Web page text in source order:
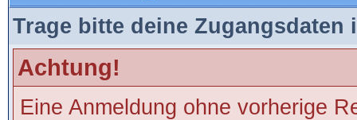
Trage bitte deine
Achtung!
Eine Anmeldung ohne vorherige